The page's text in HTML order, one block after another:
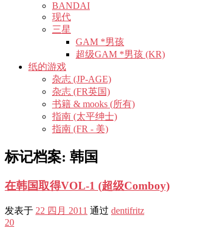
BANDAI
现代
三星
GAM *男孩
超级GAM *男孩 (KR)
纸的游戏
杂志 (JP-AGE)
杂志 (FR英国)
书籍 & mooks (所有)
指南 (太平绅士)
指南 (FR - 美)
标记档案: 韩国
在韩国取得VOL-1 (超级Comboy)
发表于 22 四月 2011 通过 dentifritz
20